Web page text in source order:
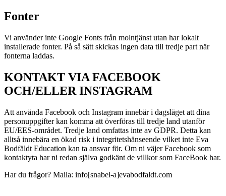
Fonter
Vi använder inte Google Fonts från molntjänst utan har lokalt
installerade fonter. På så sätt skickas ingen data till tredje part när
fonterna laddas.
KONTAKT VIA FACEBOOK
OCH/ELLER INSTAGRAM
Att använda Facebook och Instagram innebär i dagsläget att dina
personuppgifter kan komma att överföras till tredje land utanför
EU/EES-området. Tredje land omfattas inte av GDPR. Detta kan
alltså innebära en ökad risk i integritetshänseende vilket inte Eva
Bodfäldt Education kan ta ansvar för. Om ni väjer Facebook som
kontaktyta har ni redan själva godkänt de villkor som FaceBook har.
Har du frågor? Maila: info[snabel-a]evabodfaldt.com